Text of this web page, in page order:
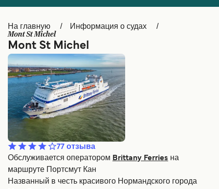
Ελλάδα Belgique (FR)
Polska
Schweiz (DE)
Україна
المغرب
На главную Информация о судах
Mont St Michel
Mont St Michel
77 отзыва
Обслуживается оператором
Brittany Ferries на
маршруте Портсмут Кан
Названный в честь красивого Нормандского города